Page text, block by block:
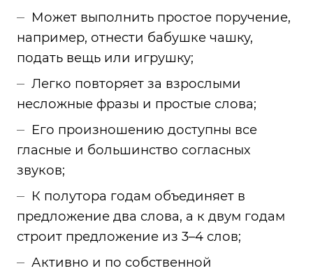
Может выполнить простое поручение,
например, отнести бабушке чашку,
подать вещь или игрушку;
Легко повторяет за взрослыми
несложные фразы и простые слова;
Его произношению доступны все
гласные и большинство согласных
звуков;
К полутора годам объединяет в
предложение два слова, а к двум годам
строит предложение из 3–4 слов;
Активно и по собственной